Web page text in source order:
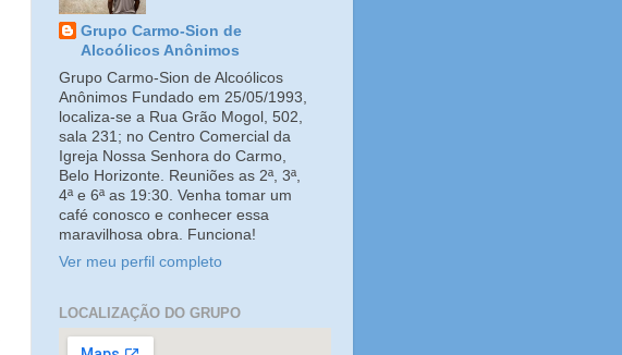
Grupo Carmo-Sion de
Alcoólicos Anônimos
Grupo Carmo-Sion de Alcoólicos
Anônimos Fundado em 25/05/1993,
localiza-se a Rua Grão Mogol, 502,
sala 231; no Centro Comercial da
Igreja Nossa Senhora do Carmo,
Belo Horizonte. Reuniões as 2ª, 3ª,
4ª e 6ª as 19:30. Venha tomar um
café conosco e conhecer essa
maravilhosa obra. Funciona!
Ver meu perfil completo
LOCALIZAÇÃO DO GRUPO